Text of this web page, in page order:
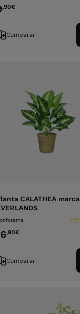
,90€
Comparar
CALATHEA marca
,90€
Comparar